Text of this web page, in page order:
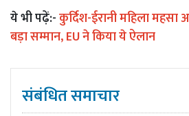
ये भी पढ़ें:-कुर्दिश-ईरानी महिला महसा
बड़ा सम्मान, EU ने किया ये ऐलान
संबंधित समाचार